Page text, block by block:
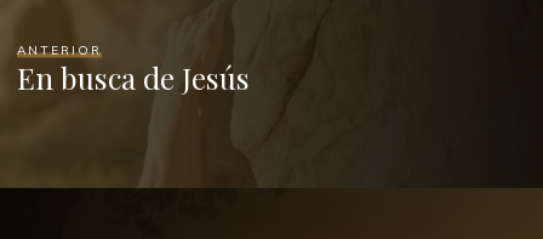
ANTERIOR
En busca de Jesús